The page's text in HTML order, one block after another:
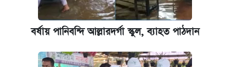
বর্ষায় পানিবন্দি আল্লারদর্গা স্কুল, ব্যাহত পাঠদান